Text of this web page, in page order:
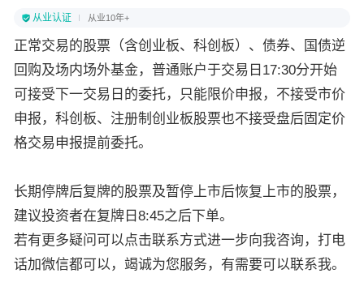
从业认证 从业10年+
正常交易的股票（含创业板、科创板）、债券、国债逆
回购及场内场外基金，普通账户于交易日17:30分开始
可接受下一交易日的委托，只能限价申报，不接受市价
申报，科创板、注册制创业板股票也不接受盘后固定价
格交易申报提前委托。
长期停牌后复牌的股票及暂停上市后恢复上市的股票，
建议投资者在复牌日8:45之后下单。
若有更多疑问可以点击联系方式进一步向我咨询，打电
话加微信都可以，竭诚为您服务，有需要可以联系我。